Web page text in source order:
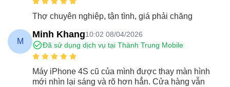
Thợ chuyên nghiệp, tận tình, giá phải chăng
M
Minh Khang10:02 08/04/2026
Đã sử dụng dịch vụ tại Thành Trung Mobile
Máy iPhone 4S cũ của mình được thay màn hình
mới nhìn lại sáng và rõ hơn hẳn. Cửa hàng vẫn